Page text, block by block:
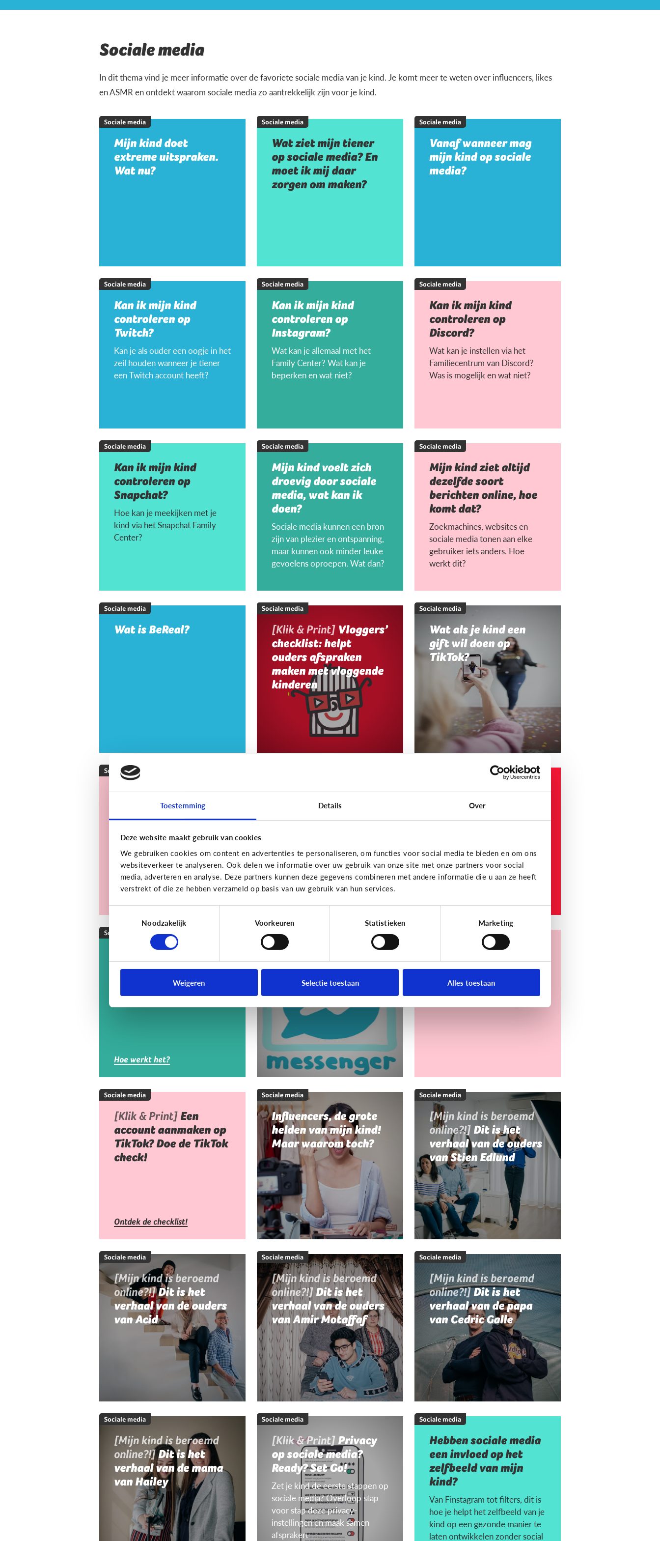
Toestemming Details Over
Deze website maakt gebruik van cookies
We gebruiken cookies om content en advertenties te personaliseren, om functies voor social media te bieden en om ons
websiteverkeer te analyseren. Ook delen we informatie over uw gebruik van onze site met onze partners voor social
media, adverteren en analyse. Deze partners kunnen deze gegevens combineren met andere informatie die u aan ze heeft
verstrekt of die ze hebben verzameld op basis van uw gebruik van hun services.
Noodzakelijk
Voorkeuren Statistieken Marketing
Weigeren Selectie toestaan Alles toestaan
Sociale media
In dit thema vind je meer informatie over de favoriete sociale media van je kind. Je komt meer te weten over influencers, likes
en ASMR en ontdekt waarom sociale media zo aantrekkelijk zijn voor je kind.
Sociale media
Mijn kind doet
extreme uitspraken.
Wat nu?
Sociale media
Wat ziet mijn tiener
op sociale media? En
moet ik mij daar
zorgen om maken?
Sociale media
Vanaf wanneer mag
mijn kind op sociale
media?
Sociale media
Kan ik mijn kind
controleren op
Twitch?
Kan je als ouder een oogje in het
zeil houden wanneer je tiener
een Twitch account heeft?
Sociale media
Kan ik mijn kind
controleren op
Instagram?
Wat kan je allemaal met het
Family Center? Wat kan je
beperken en wat niet?
Sociale media
Kan ik mijn kind
controleren op
Discord?
Wat kan je instellen via het
Familiecentrum van Discord?
Was is mogelijk en wat niet?
Sociale media
Kan ik mijn kind
controleren op
Snapchat?
Hoe kan je meekijken met je
kind via het Snapchat Family
Center?
Sociale media
Mijn kind voelt zich
droevig door sociale
media, wat kan ik
doen?
Sociale media kunnen een bron
zijn van plezier en ontspanning,
maar kunnen ook minder leuke
gevoelens oproepen. Wat dan?
Sociale media
Mijn kind ziet altijd
dezelfde soort
berichten online, hoe
komt dat?
Zoekmachines, websites en
sociale media tonen aan elke
gebruiker iets anders. Hoe
werkt dit?
Sociale media
Wat is BeReal?
Sociale media
[Klik & Print] Vloggers’
checklist: helpt
ouders afspraken
maken met vloggende
kinderen
Sociale media
Wat als je kind een
gift wil doen op
TikTok?
Sociale media
[Actueel]Wat is
doxing en is het
strafbaar?
Shockerende
berichten op sociale
media: misschien zit
Wat is YouTube?
Muziekvideo’s, vlogs, tutorials
of compilaties van grappige
Sociale media
Wat is Twitch?
Op Twitch kan je livestreams
van andere mensen die gamen
volgen.
Hoe werkt het?
Sociale media
Wat is Facebook
Messenger?
Wat is Discord?
Sociale media
[Klik & Print] Een
account aanmaken op
TikTok? Doe de TikTok
check!
Ontdek de checklist!
Sociale media
Influencers, de grote
helden van mijn kind!
Maar waarom toch?
Sociale media
[Mijn kind is beroemd
online?!] Dit is het
verhaal van de ouders
van Stien Edlund
Sociale media
[Mijn kind is beroemd
online?!]Dit is het
verhaal van de ouders
van Acid
Sociale media
[Mijn kind is beroemd
online?!] Dit is het
verhaal van de ouders
van Amir Motaffaf
Sociale media
[Mijn kind is beroemd
online?!]Dit is het
verhaal van de papa
van Cedric Galle
Sociale media
[Mijn kind is beroemd
online?!]Dit is het
verhaal van de mama
van Hailey
Sociale media
[Klik & Print] Privacy
op sociale media?
Ready? Set Go!
Zet je kind de eerste stappen op
sociale media? Overloop stap
voor stap deze privacy-
instellingen en maak samen
afspraken.
Sociale media
Hebben sociale media
een invloed op het
zelfbeeld van mijn
kind?
Van Finstagram tot filters, dit is
hoe je helpt het zelfbeeld van je
kind op een gezonde manier te
laten ontwikkelen zonder social